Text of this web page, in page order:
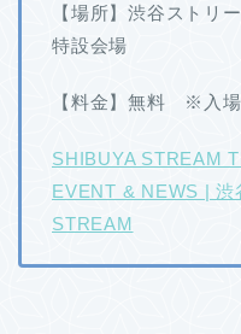
【場所】渋谷スト
特設会場
【料金】無料 ※入場
SHIBUYA STREAM
EVENT & NEWS | 渋
STREAM